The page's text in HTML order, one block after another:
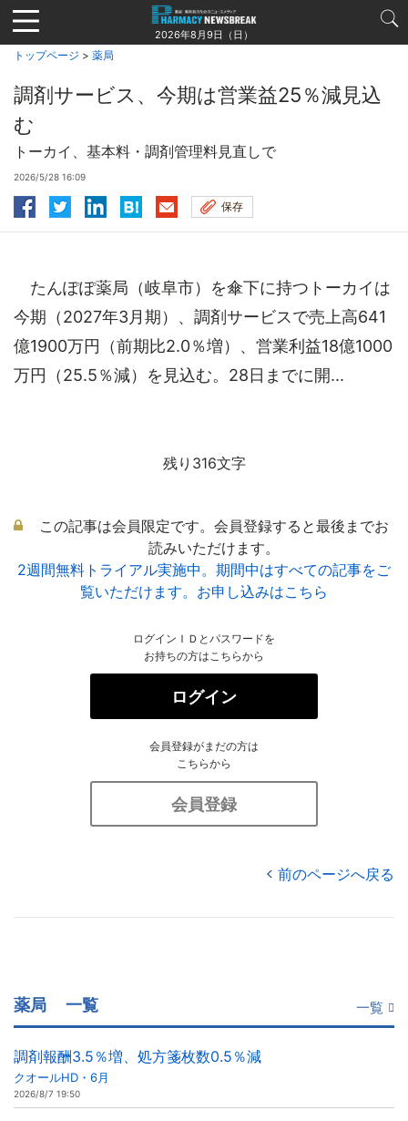
Jump
to
navigation
2026年8月9日（日）
トップページ > 薬局
調剤サービス、今期は営業益25％減見込
む
トーカイ、基本料・調剤管理料見直しで
2026/5/28 16:09
保存
たんぽぽ薬局（岐阜市）を傘下に持つトーカイは
今期（2027年3月期）、調剤サービスで売上高641
億1900万円（前期比2.0％増）、営業利益18億1000
万円（25.5％減）を見込む。28日までに開...
残り316文字
この記事は会員限定です。会員登録すると最後までお
読みいただけます。
2週間無料トライアル実施中。期間中はすべての記事をご
覧いただけます。お申し込みはこちら
ログインＩＤとパスワードを
お持ちの方はこちらから
ログイン
会員登録がまだの方は
こちらから
会員登録
前のページへ戻る
薬局 一覧 一覧
調剤報酬3.5％増、処方箋枚数0.5％減
クオールHD・6月
2026/8/7 19:50